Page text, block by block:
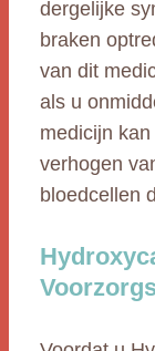
dergelijke
braken
van dit
als u
medicijn
verhogen
bloedcellen